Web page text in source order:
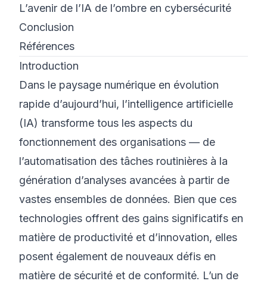
L’avenir de l’IA de l’ombre en cybersécurité
Conclusion
Références
Introduction
Dans le paysage numérique en évolution
rapide d’aujourd’hui, l’intelligence artificielle
(IA) transforme tous les aspects du
fonctionnement des organisations — de
l’automatisation des tâches routinières à la
génération d’analyses avancées à partir de
vastes ensembles de données. Bien que ces
technologies offrent des gains significatifs en
matière de productivité et d’innovation, elles
posent également de nouveaux défis en
matière de sécurité et de conformité. L’un de